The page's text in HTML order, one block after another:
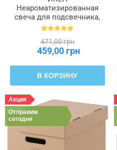
Неароматизированная
свеча для подсвечника,
белый, 19 см 6 часов
471,00 грн
459,00 грн
В КОРЗИНУ
Акция
Отправим
сегодня